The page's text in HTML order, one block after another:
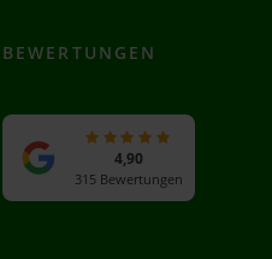
BEWERTUNGEN
4,90
315 Bewertungen